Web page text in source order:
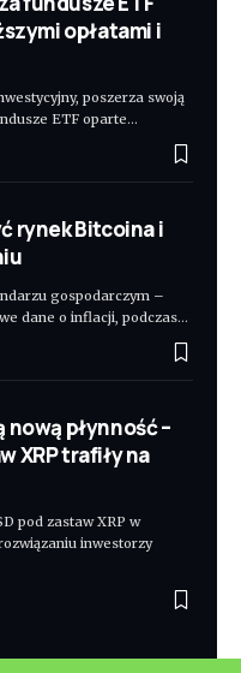
opłatami i
poszerza swoją
ETF oparte…
rynek Bitcoina i
gospodarczym –
dane o inflacji, podczas…
płynność –
XRP trafiły na
pod zastaw XRP w
inwestorzy